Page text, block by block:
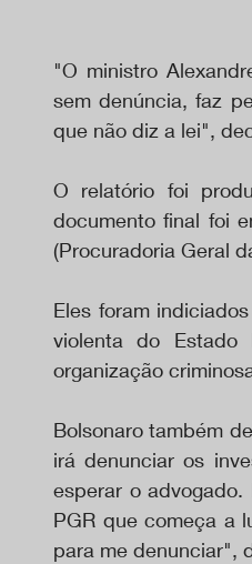
"O ministro
sem denúncia, faz
que não diz a lei",
O relatório foi
documento final foi
(Procuradoria Geral
Eles foram
violenta do
organização
Bolsonaro também
irá denunciar os
esperar o
PGR que começa a
para me denunciar",